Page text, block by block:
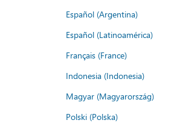
Español (Argentina)
Español (Latinoamérica)
Français (France)
Indonesia (Indonesia)
Magyar (Magyarország)
Polski (Polska)